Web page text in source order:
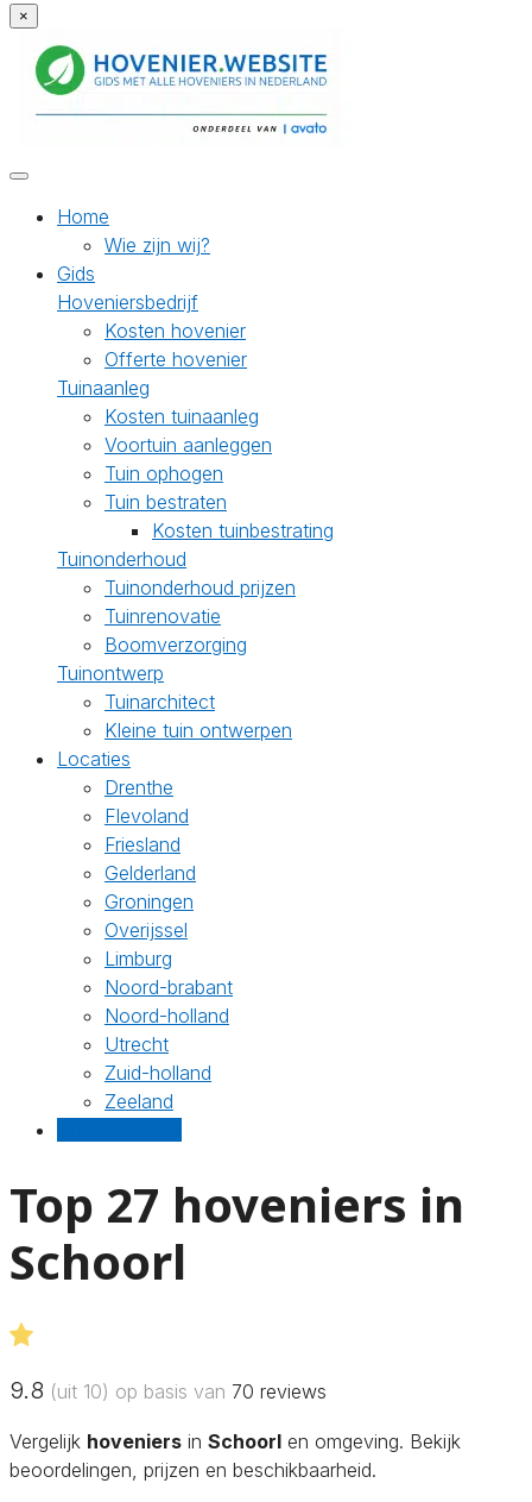
×
Home
Wie zijn wij?
Gids
Hoveniersbedrijf
Kosten hovenier
Offerte hovenier
Tuinaanleg
Kosten tuinaanleg
Voortuin aanleggen
Tuin ophogen
Tuin bestraten
Kosten tuinbestrating
Tuinonderhoud
Tuinonderhoud prijzen
Tuinrenovatie
Boomverzorging
Tuinontwerp
Tuinarchitect
Kleine tuin ontwerpen
Locaties
Drenthe
Flevoland
Friesland
Gelderland
Groningen
Overijssel
Limburg
Noord-brabant
Noord-holland
Utrecht
Zuid-holland
Zeeland
Top 27 hoveniers in
Schoorl
9.8 (uit 10) op basis van 70 reviews
Vergelijk hoveniers in Schoorl en omgeving. Bekijk
beoordelingen, prijzen en beschikbaarheid.